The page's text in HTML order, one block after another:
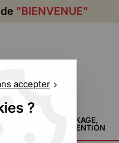
"BIENVENUE"
STOCKAGE,
MANUTENTION
accepter
?